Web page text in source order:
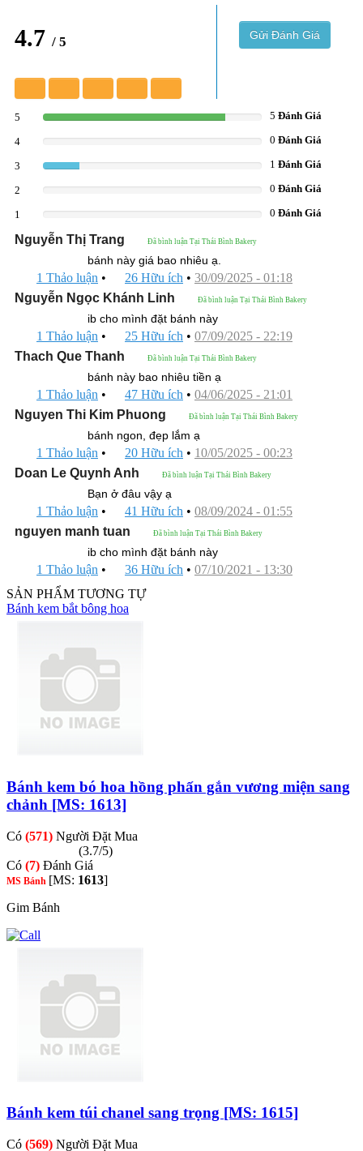
4.7 / 5 Gửi Đánh Giá
5 83.333333333333% 5 Đánh Giá
4 0 Đánh Giá
3 16.666666666667% 1 Đánh Giá
2 0 Đánh Giá
1 0 Đánh Giá
Nguyễn Thị Trang Đã bình luận Tại Thái Bình Bakery
bánh này giá bao nhiêu ạ.
1 Thảo luận • 26 Hữu ích • 30/09/2025 - 01:18
Nguyễn Ngọc Khánh Linh
Đã bình luận Tại Thái Bình Bakery
ib cho mình đặt bánh này
1 Thảo luận • 25 Hữu ích • 07/09/2025 - 22:19
Thach Que Thanh
Đã bình luận Tại Thái Bình Bakery
bánh này bao nhiêu tiền ạ
1 Thảo luận • 47 Hữu ích • 04/06/2025 - 21:01
Nguyen Thi Kim Phuong
Đã bình luận Tại Thái Bình Bakery
bánh ngon, đẹp lắm ạ
1 Thảo luận • 20 Hữu ích • 10/05/2025 - 00:23
Doan Le Quynh Anh
Đã bình luận Tại Thái Bình Bakery
Bạn ở đâu vậy ạ
1 Thảo luận • 41 Hữu ích • 08/09/2024 - 01:55
nguyen manh tuan
Đã bình luận Tại Thái Bình Bakery
ib cho mình đặt bánh này
1 Thảo luận • 36 Hữu ích • 07/10/2021 - 13:30
SẢN PHẨM TƯƠNG TỰ
Bánh kem bắt bông hoa
Bánh kem bó hoa hồng phấn gắn vương miện sang
chảnh [MS: 1613]
Có (571) Người Đặt Mua
(3.7/5)
Có (7) Đánh Giá
MS Bánh [MS: 1613]
Gim Bánh
Bánh kem túi chanel sang trọng [MS: 1615]
Có (569) Người Đặt Mua